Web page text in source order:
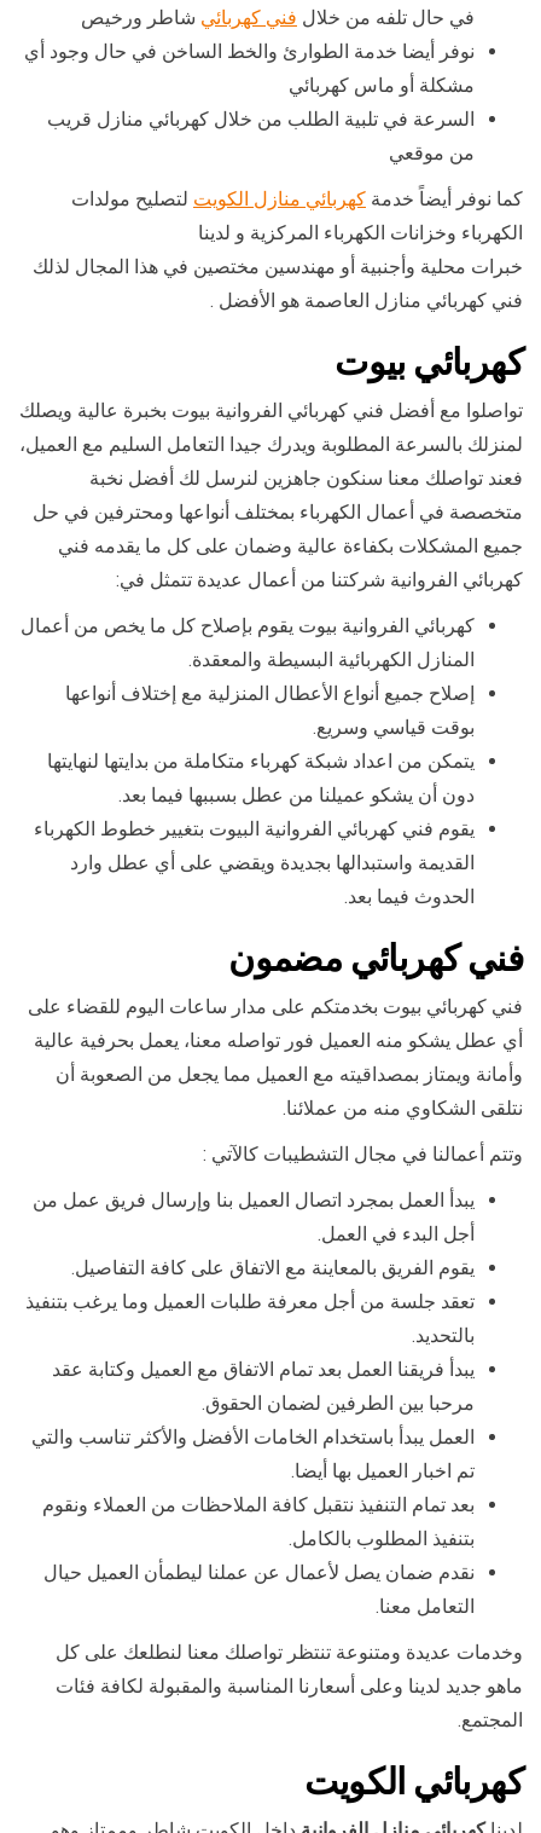
في حال تلفه من خلال فني كهربائي شاطر ورخيص
نوفر أيضا خدمة الطوارئ والخط الساخن في حال وجود أي
مشكلة أو ماس كهربائي
السرعة في تلبية الطلب من خلال كهربائي منازل قريب
من موقعي
كما نوفر أيضاً خدمة كهربائي منازل الكويت لتصليح مولدات
الكهرباء وخزانات الكهرباء المركزية و لدينا
خبرات محلية وأجنبية أو مهندسين مختصين في هذا المجال لذلك
فني كهربائي منازل العاصمة هو الأفضل .
كهربائي بيوت
تواصلوا مع أفضل فني كهربائي الفروانية بيوت بخبرة عالية ويصلك
لمنزلك بالسرعة المطلوبة ويدرك جيدا التعامل السليم مع العميل،
فعند تواصلك معنا سنكون جاهزين لنرسل لك أفضل نخبة
متخصصة في أعمال الكهرباء بمختلف أنواعها ومحترفين في حل
جميع المشكلات بكفاءة عالية وضمان على كل ما يقدمه فني
كهربائي الفروانية شركتنا من أعمال عديدة تتمثل في:
كهربائي الفروانية بيوت يقوم بإصلاح كل ما يخص من أعمال
المنازل الكهربائية البسيطة والمعقدة.
إصلاح جميع أنواع الأعطال المنزلية مع إختلاف أنواعها
بوقت قياسي وسريع.
يتمكن من اعداد شبكة كهرباء متكاملة من بدايتها لنهايتها
دون أن يشكو عميلنا من عطل بسببها فيما بعد.
يقوم فني كهربائي الفروانية البيوت بتغيير خطوط الكهرباء
القديمة واستبدالها بجديدة ويقضي على أي عطل وارد
الحدوث فيما بعد.
فني كهربائي مضمون
فني كهربائي بيوت بخدمتكم على مدار ساعات اليوم للقضاء على
أي عطل يشكو منه العميل فور تواصله معنا، يعمل بحرفية عالية
وأمانة ويمتاز بمصداقيته مع العميل مما يجعل من الصعوبة أن
نتلقى الشكاوي منه من عملائنا.
وتتم أعمالنا في مجال التشطيبات كالآتي :
يبدأ العمل بمجرد اتصال العميل بنا وإرسال فريق عمل من
أجل البدء في العمل.
يقوم الفريق بالمعاينة مع الاتفاق على كافة التفاصيل.
تعقد جلسة من أجل معرفة طلبات العميل وما يرغب بتنفيذ
بالتحديد.
يبدأ فريقنا العمل بعد تمام الاتفاق مع العميل وكتابة عقد
مرحبا بين الطرفين لضمان الحقوق.
العمل يبدأ باستخدام الخامات الأفضل والأكثر تناسب والتي
تم اخبار العميل بها أيضا.
بعد تمام التنفيذ نتقبل كافة الملاحظات من العملاء ونقوم
بتنفيذ المطلوب بالكامل.
نقدم ضمان يصل لأعمال عن عملنا ليطمأن العميل حيال
التعامل معنا.
وخدمات عديدة ومتنوعة تنتظر تواصلك معنا لنطلعك على كل
ماهو جديد لدينا وعلى أسعارنا المناسبة والمقبولة لكافة فئات
المجتمع.
كهربائي الكويت